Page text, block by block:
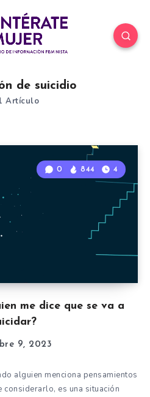
de suicidio
Artículo
me dice que se va a
0 844 4
9, 2023
alguien menciona pensamientos
considerarlo, es una situación